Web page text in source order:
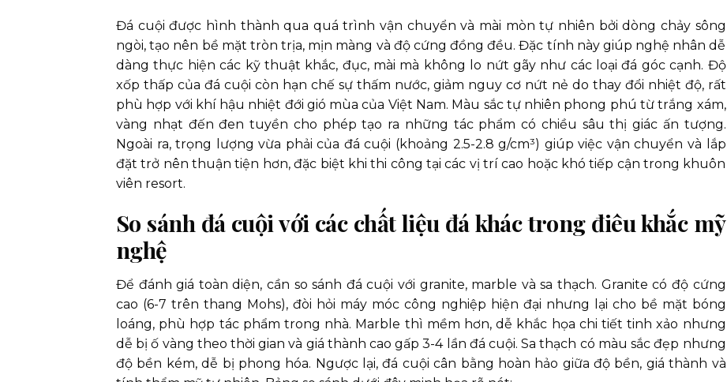
Đá cuội được hình thành qua quá trình vận chuyển và mài mòn tự nhiên bởi dòng chảy sông
ngòi, tạo nên bề mặt tròn trịa, mịn màng và độ cứng đồng đều. Đặc tính này giúp nghệ nhân dễ
dàng thực hiện các kỹ thuật khắc, đục, mài mà không lo nứt gãy như các loại đá góc cạnh. Độ
xốp thấp của đá cuội còn hạn chế sự thấm nước, giảm nguy cơ nứt nẻ do thay đổi nhiệt độ, rất
phù hợp với khí hậu nhiệt đới gió mùa của Việt Nam. Màu sắc tự nhiên phong phú từ trắng xám,
vàng nhạt đến đen tuyền cho phép tạo ra những tác phẩm có chiều sâu thị giác ấn tượng.
Ngoài ra, trọng lượng vừa phải của đá cuội (khoảng 2.5-2.8 g/cm³) giúp việc vận chuyển và lắp
đặt trở nên thuận tiện hơn, đặc biệt khi thi công tại các vị trí cao hoặc khó tiếp cận trong khuôn
viên resort.
So sánh đá cuội với các chất liệu đá khác trong điêu khắc mỹ
nghệ
Để đánh giá toàn diện, cần so sánh đá cuội với granite, marble và sa thạch. Granite có độ cứng
cao (6-7 trên thang Mohs), đòi hỏi máy móc công nghiệp hiện đại nhưng lại cho bề mặt bóng
loáng, phù hợp tác phẩm trong nhà. Marble thì mềm hơn, dễ khắc họa chi tiết tinh xảo nhưng
dễ bị ố vàng theo thời gian và giá thành cao gấp 3-4 lần đá cuội. Sa thạch có màu sắc đẹp nhưng
độ bền kém, dễ bị phong hóa. Ngược lại, đá cuội cân bằng hoàn hảo giữa độ bền, giá thành và